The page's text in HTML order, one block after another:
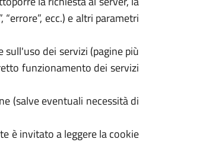
ecc.) e altri parametri
dei servizi (pagine più
funzionamento dei servizi
(salve eventuali necessità di
è invitato a leggere la cookie